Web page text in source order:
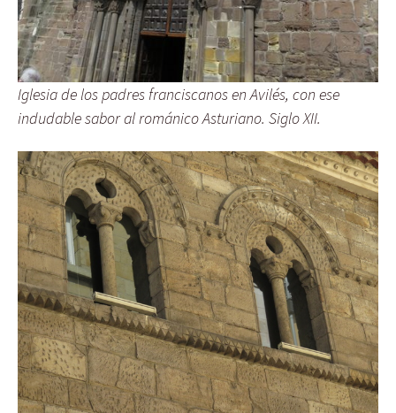
Iglesia de los padres franciscanos en Avilés, con ese
indudable sabor al románico Asturiano. Siglo XII.